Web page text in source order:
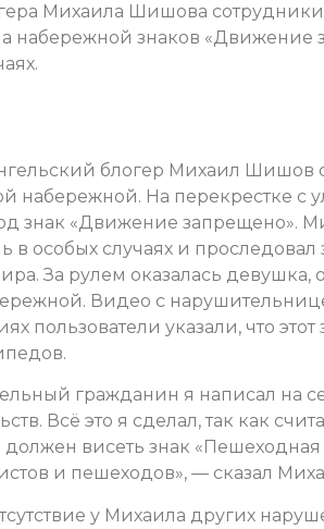
Михаила Шишова
набережной знаков «Движение
блогер Михаил Шишов
набережной. На перекрестке с
знак «Движение запрещено».
в особых случаях и
За рулем оказалась девушка,
Видео с
пользователи указали, что
гражданин я написал на
Всё это я сделал, так как
висеть знак
и пешеходов», — сказал
у Михаила других